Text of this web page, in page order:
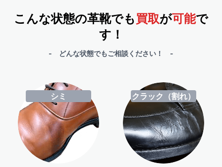
こんな状態の革靴でも買取が可能で
す！
- どんな状態でもご相談ください！ -
シミ クラック（割れ）